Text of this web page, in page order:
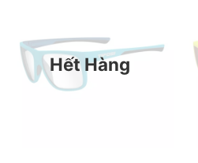
Hết Hàng